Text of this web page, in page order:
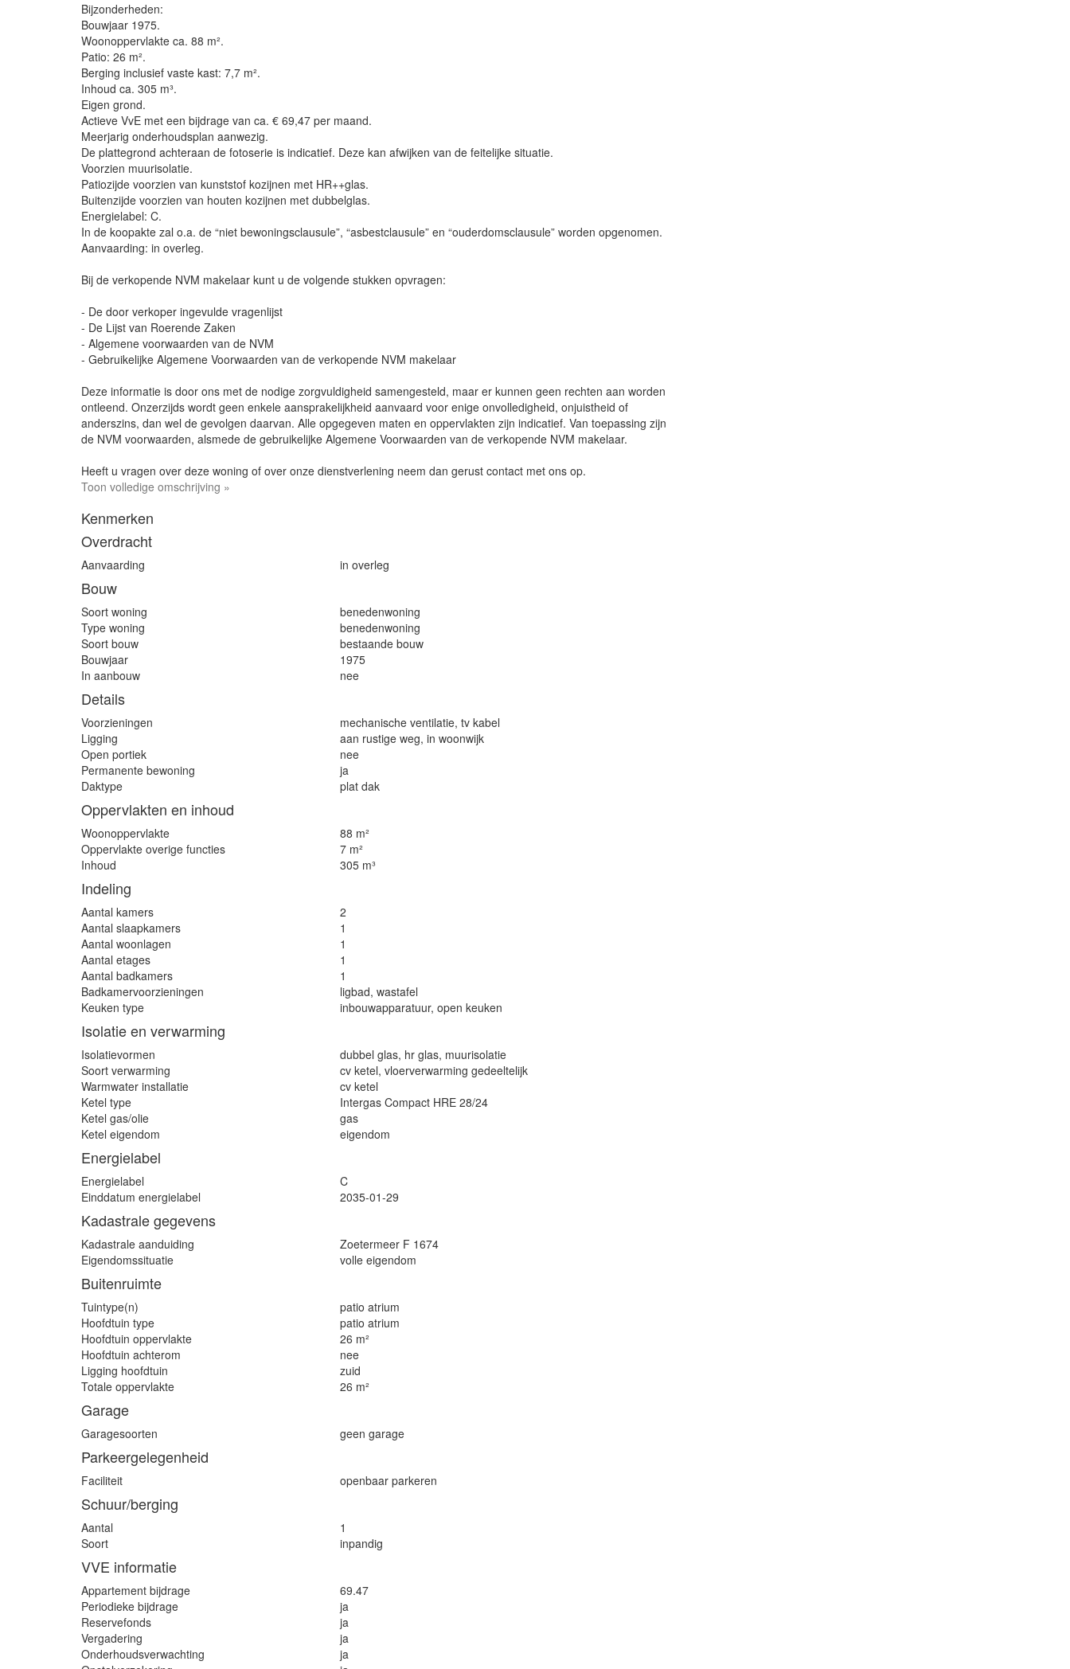
Bijzonderheden:
Bouwjaar 1975.
Woonoppervlakte ca. 88 m².
Patio: 26 m².
Berging inclusief vaste kast: 7,7 m².
Inhoud ca. 305 m³.
Eigen grond.
Actieve VvE met een bijdrage van ca. € 69,47 per maand.
Meerjarig onderhoudsplan aanwezig.
De plattegrond achteraan de fotoserie is indicatief. Deze kan afwijken van de feitelijke situatie.
Voorzien muurisolatie.
Patiozijde voorzien van kunststof kozijnen met HR++glas.
Buitenzijde voorzien van houten kozijnen met dubbelglas.
Energielabel: C.
In de koopakte zal o.a. de “niet bewoningsclausule”, “asbestclausule” en “ouderdomsclausule” worden opgenomen.
Aanvaarding: in overleg.
Bij de verkopende NVM makelaar kunt u de volgende stukken opvragen:
- De door verkoper ingevulde vragenlijst
- De Lijst van Roerende Zaken
- Algemene voorwaarden van de NVM
- Gebruikelijke Algemene Voorwaarden van de verkopende NVM makelaar
Deze informatie is door ons met de nodige zorgvuldigheid samengesteld, maar er kunnen geen rechten aan worden
ontleend. Onzerzijds wordt geen enkele aansprakelijkheid aanvaard voor enige onvolledigheid, onjuistheid of
anderszins, dan wel de gevolgen daarvan. Alle opgegeven maten en oppervlakten zijn indicatief. Van toepassing zijn
de NVM voorwaarden, alsmede de gebruikelijke Algemene Voorwaarden van de verkopende NVM makelaar.
Heeft u vragen over deze woning of over onze dienstverlening neem dan gerust contact met ons op.
Toon volledige omschrijving »
Kenmerken
Overdracht
Aanvaarding in overleg
Bouw
Soort woning
benedenwoning
Type woning
benedenwoning
Soort bouw
bestaande bouw
Bouwjaar
1975
In aanbouw
nee
Details
Voorzieningen
mechanische ventilatie, tv kabel
Ligging
aan rustige weg, in woonwijk
Open portiek
nee
Permanente bewoning
ja
Daktype
plat dak
Oppervlakten en inhoud
Woonoppervlakte
88 m²
Oppervlakte overige functies
7 m²
Inhoud
305 m³
Indeling
Aantal kamers
2
Aantal slaapkamers
1
Aantal woonlagen
1
Aantal etages
1
Aantal badkamers
1
Badkamervoorzieningen
ligbad, wastafel
Keuken type
inbouwapparatuur, open keuken
Isolatie en verwarming
Isolatievormen
dubbel glas, hr glas, muurisolatie
Soort verwarming
cv ketel, vloerverwarming gedeeltelijk
Warmwater installatie
cv ketel
Ketel type
Intergas Compact HRE 28/24
Ketel gas/olie
gas
Ketel eigendom
eigendom
Energielabel
Energielabel
C
Einddatum energielabel
2035-01-29
Kadastrale gegevens
Kadastrale aanduiding
Zoetermeer F 1674
Eigendomssituatie
volle eigendom
Buitenruimte
Tuintype(n)
patio atrium
Hoofdtuin type
patio atrium
Hoofdtuin oppervlakte
26 m²
Hoofdtuin achterom
nee
Ligging hoofdtuin
zuid
Totale oppervlakte
26 m²
Garage
Garagesoorten geen garage
Parkeergelegenheid
Faciliteit openbaar parkeren
Schuur/berging
Aantal
1
Soort
inpandig
VVE informatie
Appartement bijdrage
69.47
Periodieke bijdrage
ja
Reservefonds
ja
Vergadering
ja
Onderhoudsverwachting
ja